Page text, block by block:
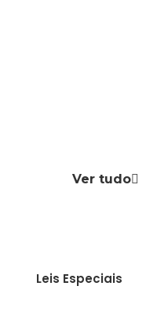
Ver tudo
Leis Especiais